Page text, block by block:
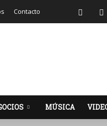
Contacto
MÚSICA